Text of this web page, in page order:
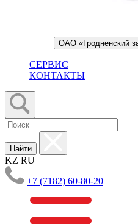
ОАО «Гродненский
СЕРВИС
КОНТАКТЫ
Найти
KZ RU
+7 (7182) 60-80-20